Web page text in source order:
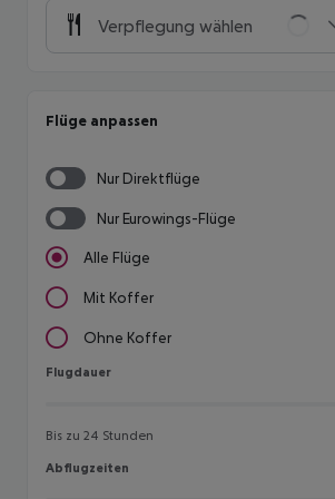
Verpflegung wählen
Flüge anpassen
Nur Direktflüge
Nur Eurowings-Flüge
Alle Flüge
Mit Koffer
Ohne Koffer
Flugdauer
Flugdauer
Bis zu 24 Stunden
Abflugzeiten
Abflugzeiten